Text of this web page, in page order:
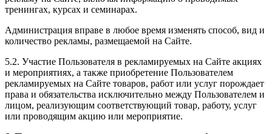
тренингах, курсах и семинарах.
Администрация вправе в любое время изменять способ, вид и
количество рекламы, размещаемой на Сайте.
5.2. Участие Пользователя в рекламируемых на Сайте акциях
и мероприятиях, а также приобретение Пользователем
рекламируемых на Сайте товаров, работ или услуг порождает
права и обязательства исключительно между Пользователем и
лицом, реализующим соответствующий товар, работу, услуг
или проводящим акцию или мероприятие.